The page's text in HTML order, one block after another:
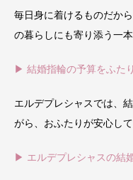
毎日身に着けるものだか
の暮らしにも寄り添う一
▶ 結婚指輪の予算をふた
エルデプレシャスでは、
がら、おふたりが安心し
▶ エルデプレシャスの結